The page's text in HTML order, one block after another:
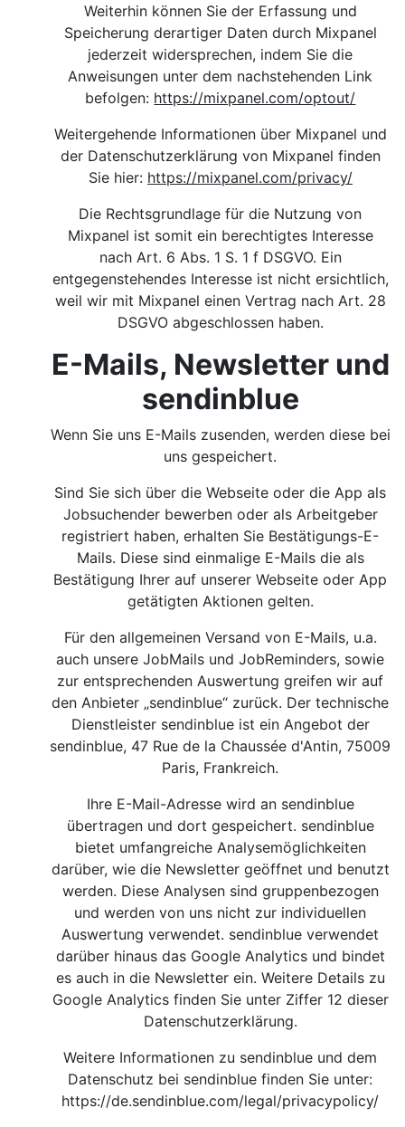
Weiterhin können Sie der Erfassung und
Speicherung derartiger Daten durch Mixpanel
jederzeit widersprechen, indem Sie die
Anweisungen unter dem nachstehenden Link
befolgen: https://mixpanel.com/optout/
Weitergehende Informationen über Mixpanel und
der Datenschutzerklärung von Mixpanel finden
Sie hier: https://mixpanel.com/privacy/
Die Rechtsgrundlage für die Nutzung von
Mixpanel ist somit ein berechtigtes Interesse
nach Art. 6 Abs. 1 S. 1 f DSGVO. Ein
entgegenstehendes Interesse ist nicht ersichtlich,
weil wir mit Mixpanel einen Vertrag nach Art. 28
DSGVO abgeschlossen haben.
E-Mails, Newsletter und
sendinblue
Wenn Sie uns E-Mails zusenden, werden diese bei
uns gespeichert.
Sind Sie sich über die Webseite oder die App als
Jobsuchender bewerben oder als Arbeitgeber
registriert haben, erhalten Sie Bestätigungs-E-
Mails. Diese sind einmalige E-Mails die als
Bestätigung Ihrer auf unserer Webseite oder App
getätigten Aktionen gelten.
Für den allgemeinen Versand von E-Mails, u.a.
auch unsere JobMails und JobReminders, sowie
zur entsprechenden Auswertung greifen wir auf
den Anbieter „sendinblue“ zurück. Der technische
Dienstleister sendinblue ist ein Angebot der
sendinblue, 47 Rue de la Chaussée d'Antin, 75009
Paris, Frankreich.
Ihre E-Mail-Adresse wird an sendinblue
übertragen und dort gespeichert. sendinblue
bietet umfangreiche Analysemöglichkeiten
darüber, wie die Newsletter geöffnet und benutzt
werden. Diese Analysen sind gruppenbezogen
und werden von uns nicht zur individuellen
Auswertung verwendet. sendinblue verwendet
darüber hinaus das Google Analytics und bindet
es auch in die Newsletter ein. Weitere Details zu
Google Analytics finden Sie unter Ziffer 12 dieser
Datenschutzerklärung.
Weitere Informationen zu sendinblue und dem
Datenschutz bei sendinblue finden Sie unter:
https://de.sendinblue.com/legal/privacypolicy/